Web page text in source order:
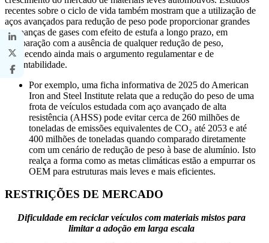
recentes sobre o ciclo de vida também mostram que a utilização de
aços avançados para redução de peso pode proporcionar grandes
poupanças de gases com efeito de estufa a longo prazo, em
comparação com a ausência de qualquer redução de peso,
fortalecendo ainda mais o argumento regulamentar e de
sustentabilidade.
Por exemplo, uma ficha informativa de 2025 do American
Iron and Steel Institute relata que a redução do peso de uma
frota de veículos estudada com aço avançado de alta
resistência (AHSS) pode evitar cerca de 260 milhões de
toneladas de emissões equivalentes de CO₂ até 2053 e até
400 milhões de toneladas quando comparado diretamente
com um cenário de redução de peso à base de alumínio. Isto
realça a forma como as metas climáticas estão a empurrar os
OEM para estruturas mais leves e mais eficientes.
RESTRIÇÕES DE MERCADO
Dificuldade em reciclar veículos com materiais mistos para
limitar a adoção em larga escala